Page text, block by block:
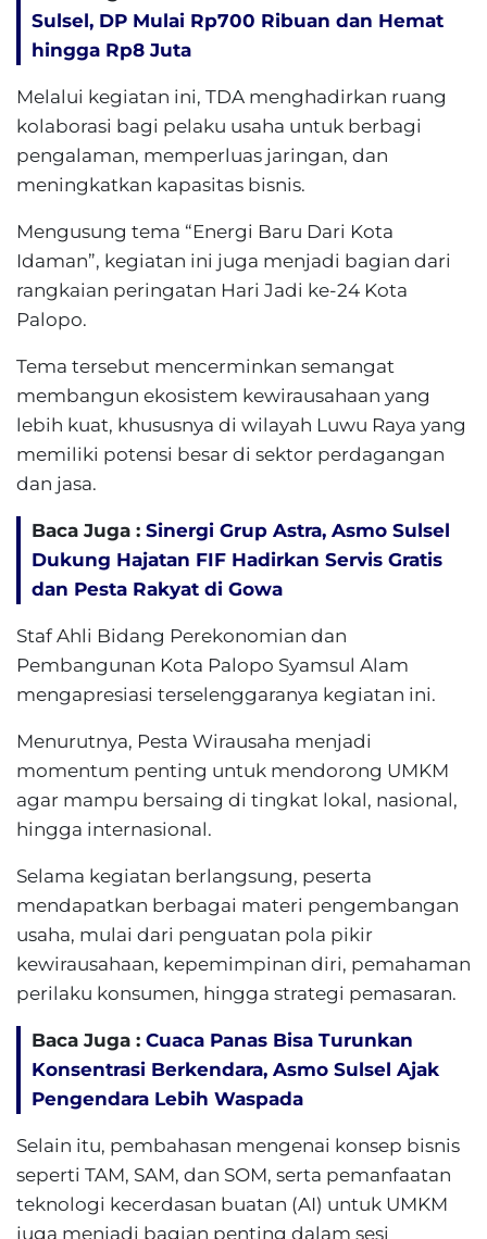
Sulsel, DP Mulai Rp700 Ribuan dan Hemat
hingga Rp8 Juta
Melalui kegiatan ini, TDA menghadirkan ruang
kolaborasi bagi pelaku usaha untuk berbagi
pengalaman, memperluas jaringan, dan
meningkatkan kapasitas bisnis.
Mengusung tema “Energi Baru Dari Kota
Idaman”, kegiatan ini juga menjadi bagian dari
rangkaian peringatan Hari Jadi ke-24 Kota
Palopo.
Tema tersebut mencerminkan semangat
membangun ekosistem kewirausahaan yang
lebih kuat, khususnya di wilayah Luwu Raya yang
memiliki potensi besar di sektor perdagangan
dan jasa.
Baca Juga : Sinergi Grup Astra, Asmo Sulsel
Dukung Hajatan FIF Hadirkan Servis Gratis
dan Pesta Rakyat di Gowa
Staf Ahli Bidang Perekonomian dan
Pembangunan Kota Palopo Syamsul Alam
mengapresiasi terselenggaranya kegiatan ini.
Menurutnya, Pesta Wirausaha menjadi
momentum penting untuk mendorong UMKM
agar mampu bersaing di tingkat lokal, nasional,
hingga internasional.
Selama kegiatan berlangsung, peserta
mendapatkan berbagai materi pengembangan
usaha, mulai dari penguatan pola pikir
kewirausahaan, kepemimpinan diri, pemahaman
perilaku konsumen, hingga strategi pemasaran.
Baca Juga : Cuaca Panas Bisa Turunkan
Konsentrasi Berkendara, Asmo Sulsel Ajak
Pengendara Lebih Waspada
Selain itu, pembahasan mengenai konsep bisnis
seperti TAM, SAM, dan SOM, serta pemanfaatan
teknologi kecerdasan buatan (AI) untuk UMKM
juga menjadi bagian penting dalam sesi